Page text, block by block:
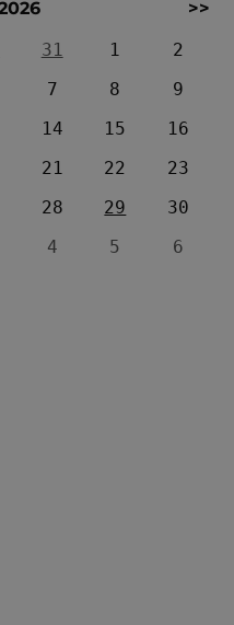
>>
31 1
2
7 8
9
14 15
16
21 22
23
28 29
30
4 5 6